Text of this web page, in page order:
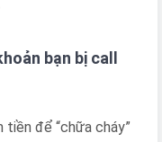
bạn bị call
tiền để “chữa cháy”